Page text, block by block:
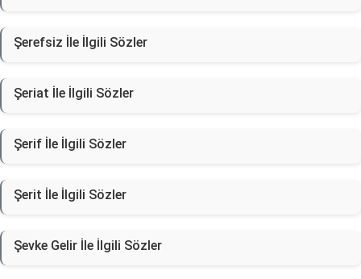
Şerefsiz İle İlgili Sözler
Şeriat İle İlgili Sözler
Şerif İle İlgili Sözler
Şerit İle İlgili Sözler
Şevke Gelir İle İlgili Sözler